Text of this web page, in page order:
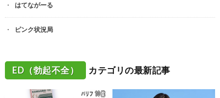
はてながーる
ピンク状況局
ED（勃起不全） カテゴリの最新記事